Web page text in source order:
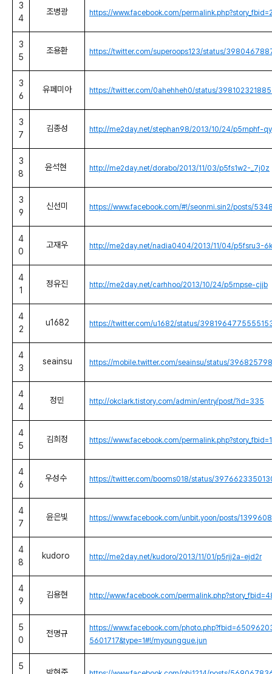
3
4
조병광 https://www.facebook.com/
3
5
조용환 https://twitter.com/superoops123/status/
3
6
유페미아 https://twitter.com/0ahehheh0/status/
3
7
김종성 http://me2day.net/stephan98/2013/10/24/p5rnphf-
3
8
윤석현 http://me2day.net/dorabo/2013/11/03/p5fs1w2-_7j0z
3
9
신선미 https://www.facebook.com/#!/seonmi.sin2/posts/
4
0
고재우 http://me2day.net/nadia0404/2013/11/04/p5fsru3-
4
1
정유진 http://me2day.net/carhhoo/2013/10/24/p5rnpse-cjjb
4
2
u1682 https://twitter.com/u1682/status/
4
3
seainsu https://mobile.twitter.com/seainsu/status/
4
4
정민 http://okclark.tistory.com/admin/entry/post/?id=335
4
5
김희정 https://www.facebook.com/
4
6
우성수 https://twitter.com/booms018/status/
4
7
윤은빛 https://www.facebook.com/unbit.yoon/posts/
4
8
kudoro http://me2day.net/kudoro/2013/11/01/p5rjj2a-ejd2r
4
9
김용현 http://www.facebook.com/
5
0
전명규
https://www.facebook.com/
5601717&type=1#!/myounggue.jun
5